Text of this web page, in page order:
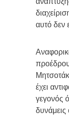
αυτό δεν
έχει
γεγονός
δυνάμεις